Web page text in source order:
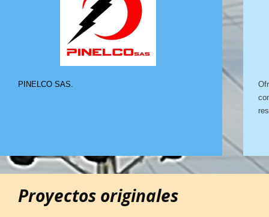
Proyectos originales
PINELCO SAS.